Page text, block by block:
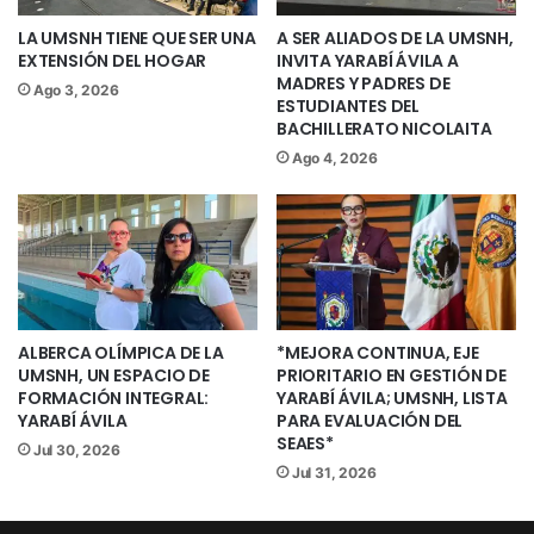
La funcionaria invitó a los estudiantes a
realizar el trámite en la modalidad en
línea, tras señalar que, de esta forma, no
es necesario que acudan de manera
Escolar, ubicadas en el edificio Q de
Ciudad Universitaria.
Explicó que una vez que los jóvenes
recibieron su resultado del examen de
admisión, se les envió al correo que
manifestaron en su ficha, un enlace que
los liga directamente con el proceso de
inscripción, en donde les aparecen sus
LA UMSNH TIENE QUE SER UNA
EXTENSIÓN DEL HOGAR
Ago 3, 2026
A SER ALIADOS DE LA UMSNH,
INVITA YARABÍ ÁVILA A
MADRES Y PADRES DE
ESTUDIANTES DEL
BACHILLERATO NICOLAITA
Ago 4, 2026
ALBERCA OLÍMPICA DE LA
UMSNH, UN ESPACIO DE
FORMACIÓN INTEGRAL:
YARABÍ ÁVILA
Jul 30, 2026
*MEJORA CONTINUA, EJE
PRIORITARIO EN GESTIÓN DE
YARABÍ ÁVILA; UMSNH, LISTA
PARA EVALUACIÓN DEL
SEAES*
Jul 31, 2026